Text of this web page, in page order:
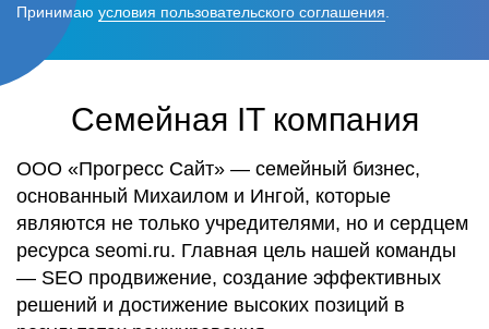
Принимаю условия пользовательского соглашения
Семейная IT компания
ООО «Прогресс Сайт» — семейный бизнес,
основанный Михаилом и Ингой, которые
являются не только учредителями, но и сердцем
ресурса seomi.ru. Главная цель нашей команды
— SEO продвижение, создание эффективных
решений и достижение высоких позиций в